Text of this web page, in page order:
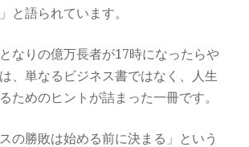
と語られています。
なりの億万長者が17時になったらや
、単なるビジネス書ではなく、人生
ためのヒントが詰まった一冊です。
の勝敗は始める前に決まる」という